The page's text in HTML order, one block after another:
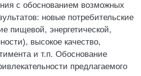
с обоснованием возможных
новые потребительские
пищевой, энергетической,
высокое качество,
и т.п. Обоснование
предлагаемого